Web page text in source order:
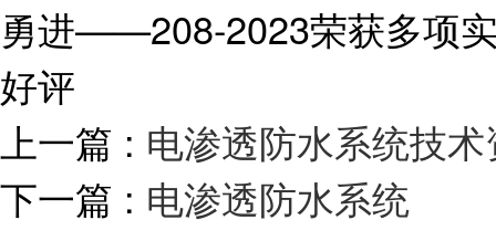
勇进——208-2023荣获多项
好评
上一篇 : 电渗透防水系统技
下一篇 : 电渗透防水系统